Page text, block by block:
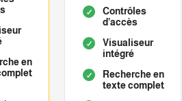
en
Contrôles
d’accès
Visualiseur
intégré
Recherche en
texte complet